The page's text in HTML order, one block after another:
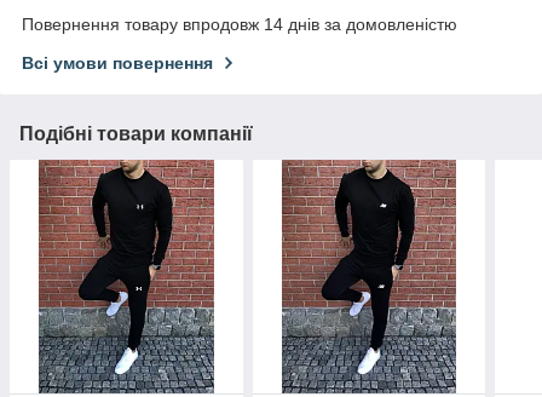
Повернення товару впродовж 14 днів за домовленістю
Всі умови повернення
Подібні товари компанії